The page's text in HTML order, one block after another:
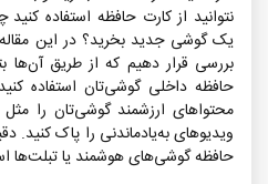
laptop
قیمت
application
نوروز
MSI
نمایندگی Appl
نمایندگی ایران رهجو در اصفه
مرکز خدمات ilife
نتوانید از کارت حافظه استفاده
یک گوشی جدید بخرید؟ در این
بررسی قرار دهیم که از طریق آن‌ها
حافظه داخلی گوشی‌تان استفاده
محتواهای ارزشمند گوشی‌تان را
ویدیوهای به‌یادماندنی را پاک کنید.
حافظه گوشی‌های هوشمند یا تبلت‌ها